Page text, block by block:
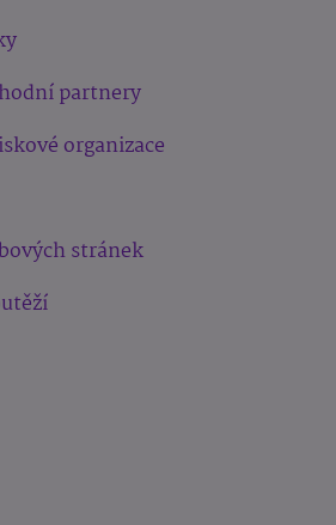
partnery
organizace
stránek